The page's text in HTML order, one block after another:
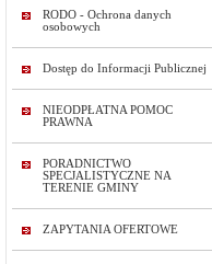
RODO - Ochrona danych
osobowych
Dostęp do Informacji Publicznej
NIEODPŁATNA POMOC
PRAWNA
PORADNICTWO
SPECJALISTYCZNE NA
TERENIE GMINY
ZAPYTANIA OFERTOWE